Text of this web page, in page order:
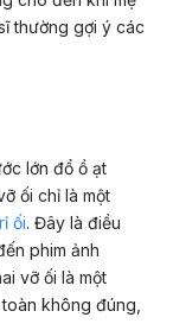
thường gợi ý các
lớn đổ ồ ạt
ối chỉ là một
rỉ ối. Đây là điều
phim ảnh
vỡ ối là một
không đúng,